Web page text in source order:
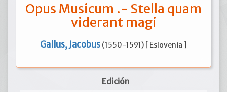
Opus Musicum .- Stella quam
viderant magi
Gallus, Jacobus (1550-1591) [ Eslovenia ]
Edición